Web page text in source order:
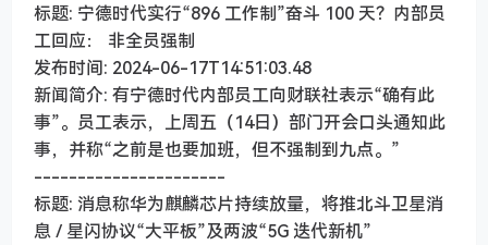
标题: 宁德时代实行“896 工作制”奋斗 100 天？内部员
工回应： 非全员强制
发布时间: 2024-06-17T14:51:03.48
新闻简介: 有宁德时代内部员工向财联社表示“确有此
事”。员工表示，上周五（14日）部门开会口头通知此
事，并称“之前是也要加班，但不强制到九点。”
----------------------
标题: 消息称华为麒麟芯片持续放量，将推北斗卫星消
息 / 星闪协议“大平板”及两波“5G 迭代新机”